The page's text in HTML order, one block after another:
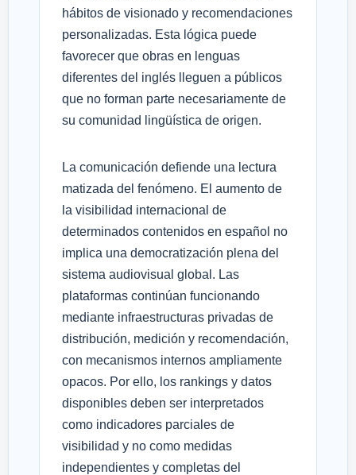
hábitos de visionado y recomendaciones
personalizadas. Esta lógica puede
favorecer que obras en lenguas
diferentes del inglés lleguen a públicos
que no forman parte necesariamente de
su comunidad lingüística de origen.
La comunicación defiende una lectura
matizada del fenómeno. El aumento de
la visibilidad internacional de
determinados contenidos en español no
implica una democratización plena del
sistema audiovisual global. Las
plataformas continúan funcionando
mediante infraestructuras privadas de
distribución, medición y recomendación,
con mecanismos internos ampliamente
opacos. Por ello, los rankings y datos
disponibles deben ser interpretados
como indicadores parciales de
visibilidad y no como medidas
independientes y completas del